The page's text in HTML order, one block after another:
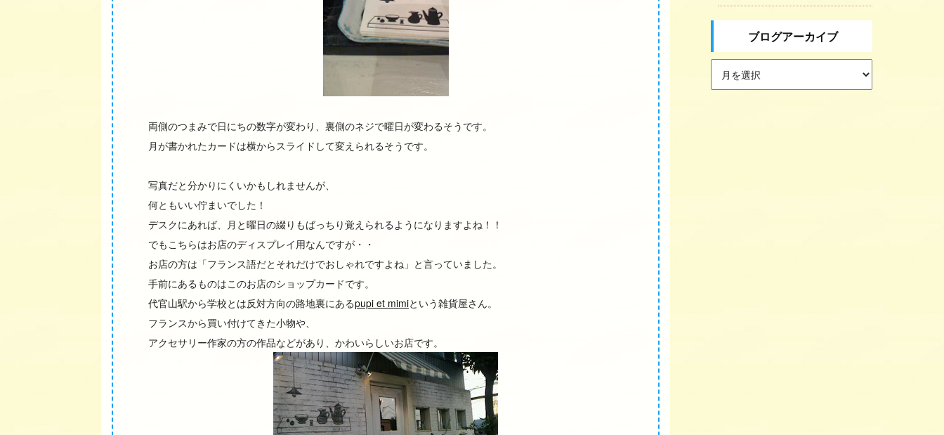
両側のつまみで日にちの数字が変わり、裏側のネジで曜日が変わるそうです。
月が書かれたカードは横からスライドして変えられるそうです。
写真だと分かりにくいかもしれませんが、
何ともいい佇まいでした！
デスクにあれば、月と曜日の綴りもばっちり覚えられるようになりますよね！！
でもこちらはお店のディスプレイ用なんですが・・
お店の方は「フランス語だとそれだけでおしゃれですよね」と言っていました。
手前にあるものはこのお店のショップカードです。
代官山駅から学校とは反対方向の路地裏にあるpupi et mimiという雑貨屋さん。
フランスから買い付けてきた小物や、
アクセサリー作家の方の作品などがあり、かわいらしいお店です。
ブログアーカイブ